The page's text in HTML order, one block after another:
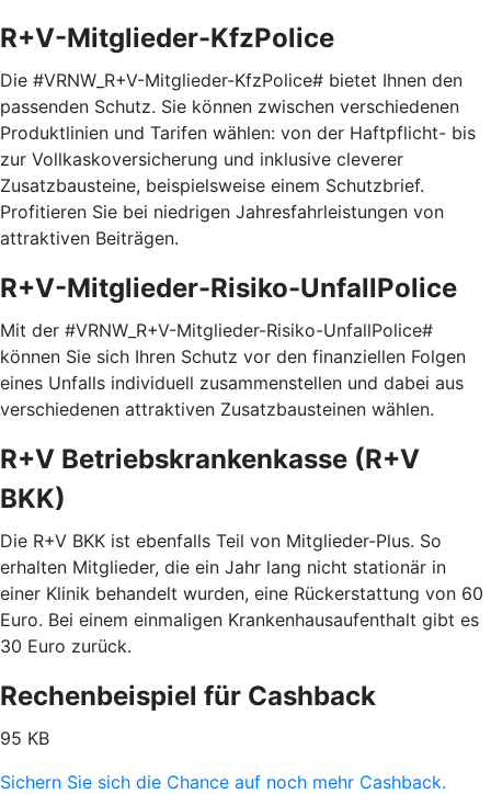
R+V-Mitglieder-KfzPolice
Die #VRNW_R+V-Mitglieder-KfzPolice# bietet Ihnen den
passenden Schutz. Sie können zwischen verschiedenen
Produktlinien und Tarifen wählen: von der Haftpflicht- bis
zur Vollkaskoversicherung und inklusive cleverer
Zusatzbausteine, beispielsweise einem Schutzbrief.
Profitieren Sie bei niedrigen Jahresfahrleistungen von
attraktiven Beiträgen.
R+V-Mitglieder-Risiko-UnfallPolice
Mit der #VRNW_R+V-Mitglieder-Risiko-UnfallPolice#
können Sie sich Ihren Schutz vor den finanziellen Folgen
eines Unfalls individuell zusammenstellen und dabei aus
verschiedenen attraktiven Zusatzbausteinen wählen.
R+V Betriebskrankenkasse (R+V
BKK)
Die R+V BKK ist ebenfalls Teil von Mitglieder-Plus. So
erhalten Mitglieder, die ein Jahr lang nicht stationär in
einer Klinik behandelt wurden, eine Rückerstattung von 60
Euro. Bei einem einmaligen Krankenhausaufenthalt gibt es
30 Euro zurück.
Rechenbeispiel für Cashback
95 KB
Sichern Sie sich die Chance auf noch mehr Cashback.